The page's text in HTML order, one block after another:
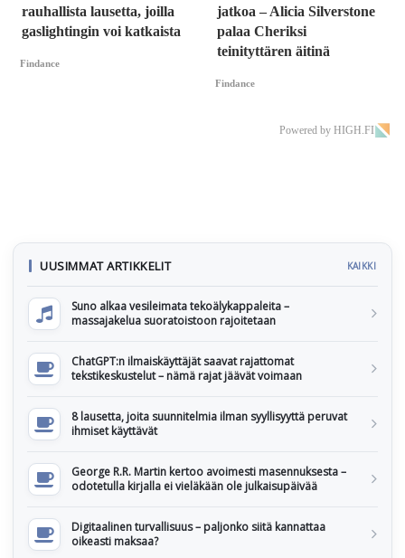
rauhallista lausetta, joilla
gaslightingin voi katkaista
Findance
jatkoa – Alicia Silverstone
palaa Cheriksi
teinityttären äitinä
Findance
Powered by HIGH.FI
UUSIMMAT ARTIKKELIT KAIKKI
Suno alkaa vesileimata tekoälykappaleita –
massajakelua suoratoistoon rajoitetaan
ChatGPT:n ilmaiskäyttäjät saavat rajattomat
tekstikeskustelut – nämä rajat jäävät voimaan
8 lausetta, joita suunnitelmia ilman syyllisyyttä peruvat
ihmiset käyttävät
George R.R. Martin kertoo avoimesti masennuksesta –
odotetulla kirjalla ei vieläkään ole julkaisupäivää
Digitaalinen turvallisuus – paljonko siitä kannattaa
oikeasti maksaa?